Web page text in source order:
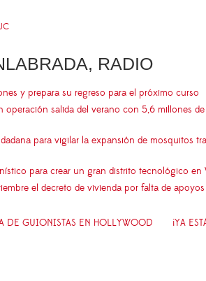
RADIO
y prepara su regreso para el próximo curso
operación salida del verano con 5,6 millones
para vigilar la expansión de mosquitos
para crear un gran distrito tecnológico en
el decreto de vivienda por falta de apoyos
DE GUIONISTAS EN HOLLYWOOD ¡YA